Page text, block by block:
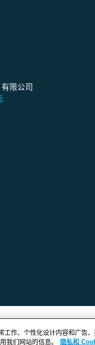
限公司
工作、个性化设计内容和广告
我们网站的信息。
隐私和